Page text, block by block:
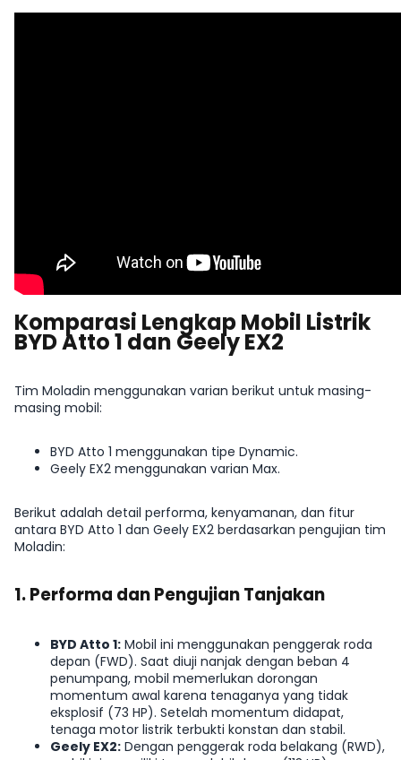
Komparasi Lengkap Mobil Listrik
BYD Atto 1 dan Geely EX2
Tim Moladin menggunakan varian berikut untuk masing-
masing mobil:
BYD Atto 1 menggunakan tipe Dynamic.
Geely EX2 menggunakan varian Max.
Berikut adalah detail performa, kenyamanan, dan fitur
antara BYD Atto 1 dan Geely EX2 berdasarkan pengujian tim
Moladin:
1. Performa dan Pengujian Tanjakan
BYD Atto 1: Mobil ini menggunakan penggerak roda
depan (FWD). Saat diuji nanjak dengan beban 4
penumpang, mobil memerlukan dorongan
momentum awal karena tenaganya yang tidak
eksplosif (73 HP). Setelah momentum didapat,
tenaga motor listrik terbukti konstan dan stabil.
Geely EX2: Dengan penggerak roda belakang (RWD),